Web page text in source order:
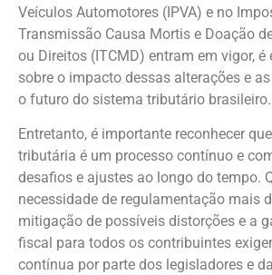
Veículos Automotores (IPVA) e no
Transmissão Causa Mortis e Doação
ou Direitos (ITCMD) entram em vigor, é
sobre o impacto dessas alterações e
o futuro do sistema tributário brasileiro.
Entretanto, é importante reconhecer
tributária é um processo contínuo e
desafios e ajustes ao longo do tempo.
necessidade de regulamentação mais
mitigação de possíveis distorções e a
fiscal para todos os contribuintes
contínua por parte dos legisladores e